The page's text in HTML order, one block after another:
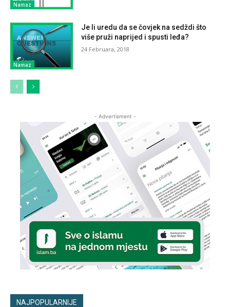
Namaz
Namaz
Je li uredu da se čovjek na sedždi što
više pruži naprijed i spusti leđa?
24 Februara, 2018
- Advertisment -
NAJPOPULARNIJE